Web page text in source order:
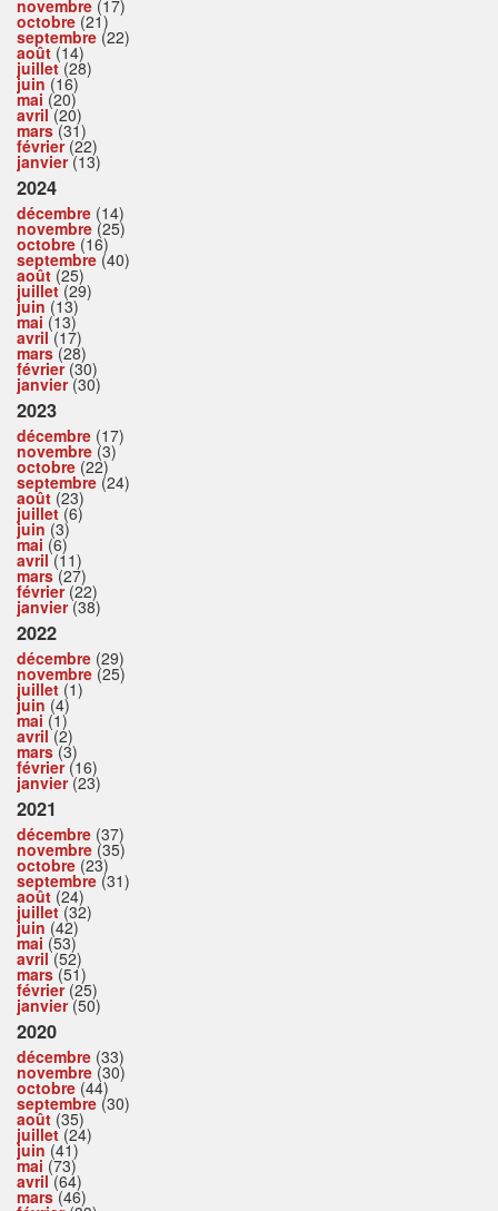
novembre (17)
octobre (21)
septembre (22)
août (14)
juillet(28)
juin (16)
mai (20)
avril(20)
mars(31)
février(22)
janvier(13)
2024
décembre (14)
novembre (25)
octobre (16)
septembre (40)
août (25)
juillet(29)
juin (13)
mai (13)
avril(17)
mars(28)
février(30)
janvier(30)
2023
décembre (17)
novembre (3)
octobre (22)
septembre (24)
août (23)
juillet(6)
juin (3)
mai (6)
avril(11)
mars(27)
février(22)
janvier(38)
2022
décembre (29)
novembre (25)
juillet (1)
juin (4)
mai (1)
avril(2)
mars(3)
février(16)
janvier(23)
2021
décembre (37)
novembre (35)
octobre (23)
septembre (31)
août (24)
juillet(32)
juin (42)
mai (53)
avril(52)
mars(51)
février(25)
janvier(50)
2020
décembre (33)
novembre (30)
octobre (44)
septembre (30)
août (35)
juillet(24)
juin (41)
mai (73)
avril(64)
mars(46)